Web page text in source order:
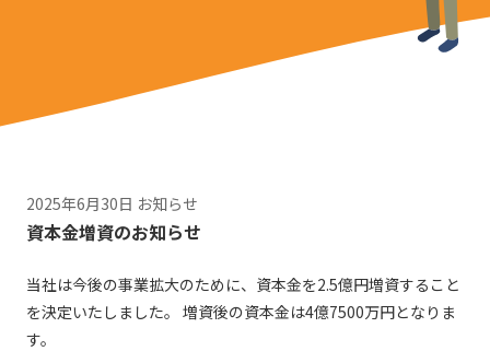
2025年6月30日 お知らせ
資本金増資のお知らせ
当社は今後の事業拡大のために、資本金を2.5億円増資すること
を決定いたしました。 増資後の資本金は4億7500万円となりま
す。